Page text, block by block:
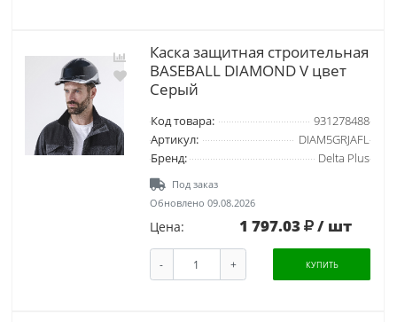
Каска защитная строительная
BASEBALL DIAMOND V цвет
Серый
Код товара:
931278488
Артикул:
DIAM5GRJAFL
Бренд:
Delta Plus
Под заказ
Обновлено 09.08.2026
Цена: 1 797.03 / шт
- + КУПИТЬ